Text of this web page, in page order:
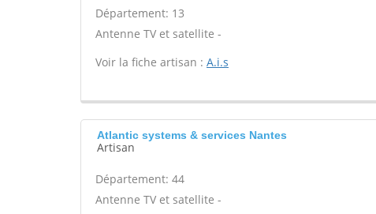
Département: 13
Antenne TV et satellite -
Voir la fiche artisan : A.i.s
Atlantic systems & services Nantes
Artisan
Département: 44
Antenne TV et satellite -